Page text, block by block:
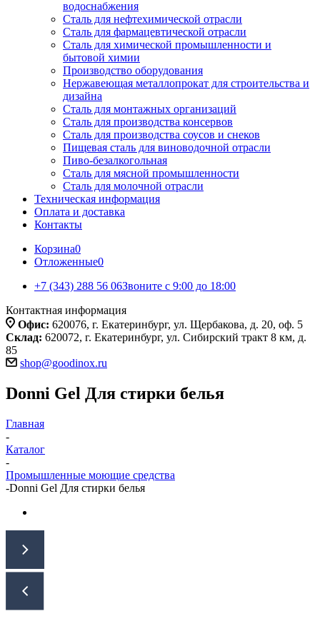
водоснабжения
Сталь для нефтехимической отрасли
Сталь для фармацевтической отрасли
Сталь для химической промышленности и
бытовой химии
Производство оборудования
Нержавеющая металлопрокат для строительства и
дизайна
Сталь для монтажных организаций
Сталь для производства консервов
Сталь для производства соусов и снеков
Пищевая сталь для виноводочной отрасли
Пиво-безалкогольная
Сталь для мясной промышленности
Сталь для молочной отрасли
Техническая информация
Оплата и доставка
Контакты
Корзина0
Отложенные0
+7 (343) 288 56 06Звоните с 9:00 до 18:00
Контактная информация
Офис: 620076, г. Екатеринбург, ул. Щербакова, д. 20, оф. 5
Склад: 620072, г. Екатеринбург, ул. Сибирский тракт 8 км, д.
85
shop@goodinox.ru
Donni Gel Для стирки белья
Главная
-
Каталог
-
Промышленные моющие средства
-Donni Gel Для стирки белья